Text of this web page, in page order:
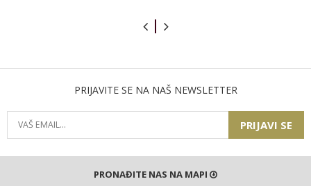
PRIJAVITE SE NA NAŠ NEWSLETTER
PRIJAVI SE
PRONAĐITE NAS NA MAPI